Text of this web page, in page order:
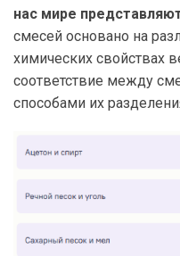
нас мире
смесей основано на
химических свойствах
соответствие между
способами их